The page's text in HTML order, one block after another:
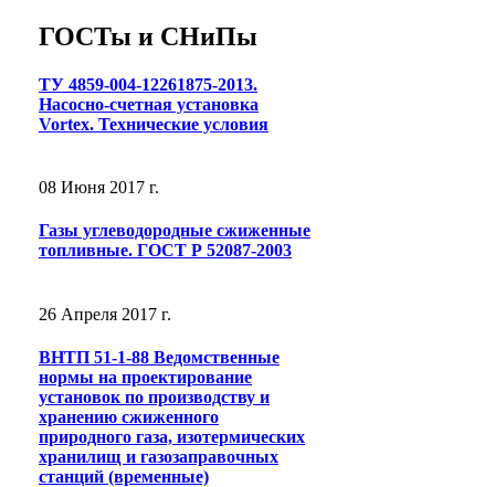
ГОСТы и СНиПы
ТУ 4859-004-12261875-2013.
Насосно-счетная установка
Vortex. Технические условия
08 Июня 2017 г.
Газы углеводородные сжиженные
топливные. ГОСТ Р 52087-2003
26 Апреля 2017 г.
ВНТП 51-1-88 Ведомственные
нормы на проектирование
установок по производству и
хранению сжиженного
природного газа, изотермических
хранилищ и газозаправочных
станций (временные)